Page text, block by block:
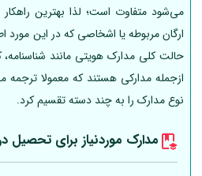
می‌شود متفاوت است؛ لذا بهترین راهکار
ارگان مربوطه یا اشخاصی که در این مورد
حالت کلی مدارک هویتی مانند
ازجمله مدارکی هستند که معمولا
نوع مدارک را به چند دسته تقسیم کرد.
مدارک موردنیاز برای تحصیل